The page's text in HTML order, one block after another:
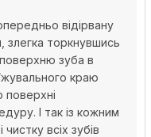
відірвану
злегка торкнувшись
зуба в
краю
поверхні
І так із кожним
всіх зубів